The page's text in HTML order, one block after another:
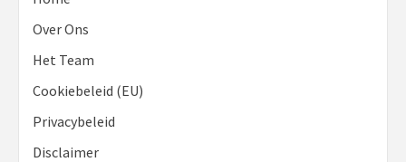
Over Ons
Het Team
Cookiebeleid (EU)
Privacybeleid
Disclaimer